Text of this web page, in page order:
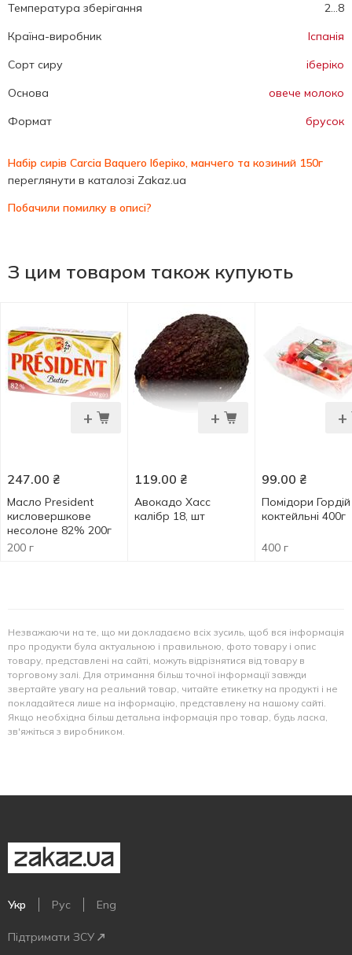
Температура зберігання
2...8
Країна-виробник
Іспанія
Сорт сиру
іберіко
Основа
овече молоко
Формат
брусок
Набір сирів Carcia Baquero Іберіко, манчего та козиний 150г
переглянути в каталозі Zakaz.ua
Побачили помилку в описі?
З цим товаром також купують
+
247.00 ₴
Масло President
кисловершкове
несолоне 82% 200г
200 г
+
119.00 ₴
Авокадо Хасс
калібр 18, шт
+
99.00 ₴
Помідори Гордій
коктейльні 400г
400 г
Незважаючи на те, що ми докладаємо всіх зусиль, щоб вся інформація
про продукти була актуальною і правильною, фото товару і опис
товару, представлені на сайті, можуть відрізнятися від товару в
торговому залі. Для отримання більш точної інформації завжди
звертайте увагу на реальний товар, читайте етикетку на продукті і не
покладайтеся лише на інформацію, представлену на нашому сайті.
Якщо необхідна більш детальна інформація про товар, будь ласка,
зв'яжіться з виробником.
Укр Рус Eng
Підтримати ЗСУ